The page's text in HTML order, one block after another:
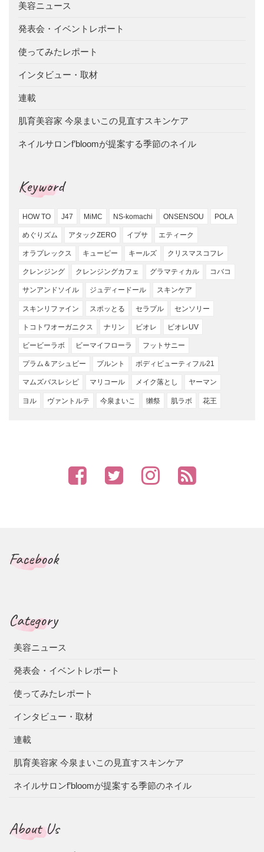
美容ニュース
発表会・イベントレポート
使ってみたレポート
インタビュー・取材
連載
肌育美容家 今泉まいこの見直すスキンケア
ネイルサロンf’bloomが提案する季節のネイル
Keyword
HOW TO J47 MiMC NS-komachi ONSENSOU POLA
めぐりズム アタックZERO イプサ エティーク
オラプレックス キューピー キールズ クリスマスコフレ
クレンジング クレンジングカフェ グラマティカル コバコ
サンアンドソイル ジュディードール スキンケア
スキンリファイン スポッとる セラプル センソリー
トコトワオーガニクス ナリン ビオレ ビオレUV
ビービーラボ ビーマイフローラ フットサニー
プラム＆アシュビー プルント ボディビューティフル21
マムズバスレシピ マリコール メイク落とし ヤーマン
ヨル ヴァントルテ 今泉まいこ 獺祭 肌ラボ 花王
Facebook
Category
美容ニュース
発表会・イベントレポート
使ってみたレポート
インタビュー・取材
連載
肌育美容家 今泉まいこの見直すスキンケア
ネイルサロンf’bloomが提案する季節のネイル
About Us